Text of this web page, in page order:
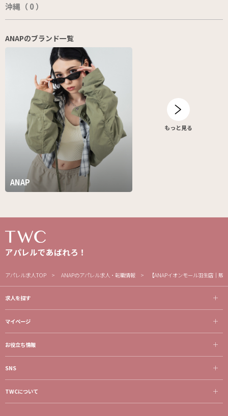
沖縄（ 0 ）
ANAPのブランド一覧
ANAP
もっと見る
アパレルであばれろ！
アパレル求人TOP ANAPのアパレル求人・転職情報 【ANAPイオンモール羽生店｜
求人を探す
マイページ
お役立ち情報
SNS
TWCについて